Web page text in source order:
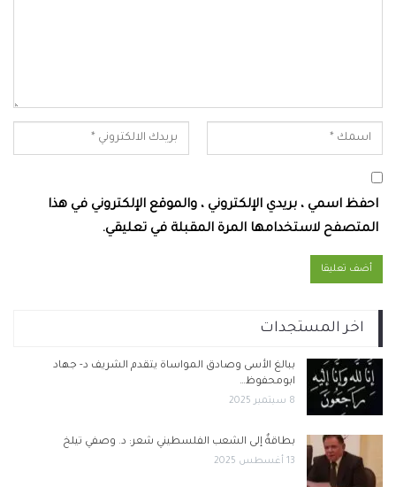
احفظ اسمي ، بريدي الإلكتروني ، والموقع الإلكتروني في هذا
المتصفح لاستخدامها المرة المقبلة في تعليقي.
اخر المستجدات
ببالغ الأسى وصادق المواساة يتقدم الشريف د- جهاد
ابومحفوظ…
8 سبتمبر 2025
بطاقةٌ إلى الشعب الفلسطيني شعر: د. وصفي تيلخ
13 أغسطس 2025